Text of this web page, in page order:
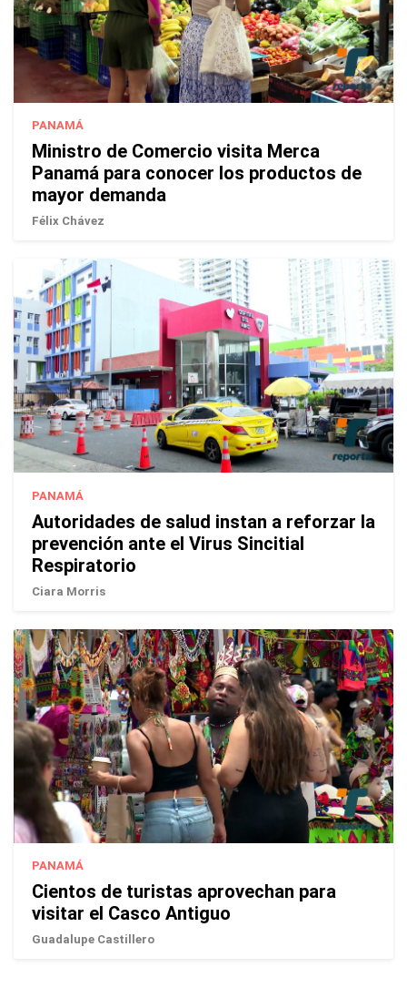
PANAMÁ
Ministro de Comercio visita Merca
Panamá para conocer los productos de
mayor demanda
Félix Chávez
PANAMÁ
Autoridades de salud instan a reforzar la
prevención ante el Virus Sincitial
Respiratorio
Ciara Morris
PANAMÁ
Cientos de turistas aprovechan para
visitar el Casco Antiguo
Guadalupe Castillero